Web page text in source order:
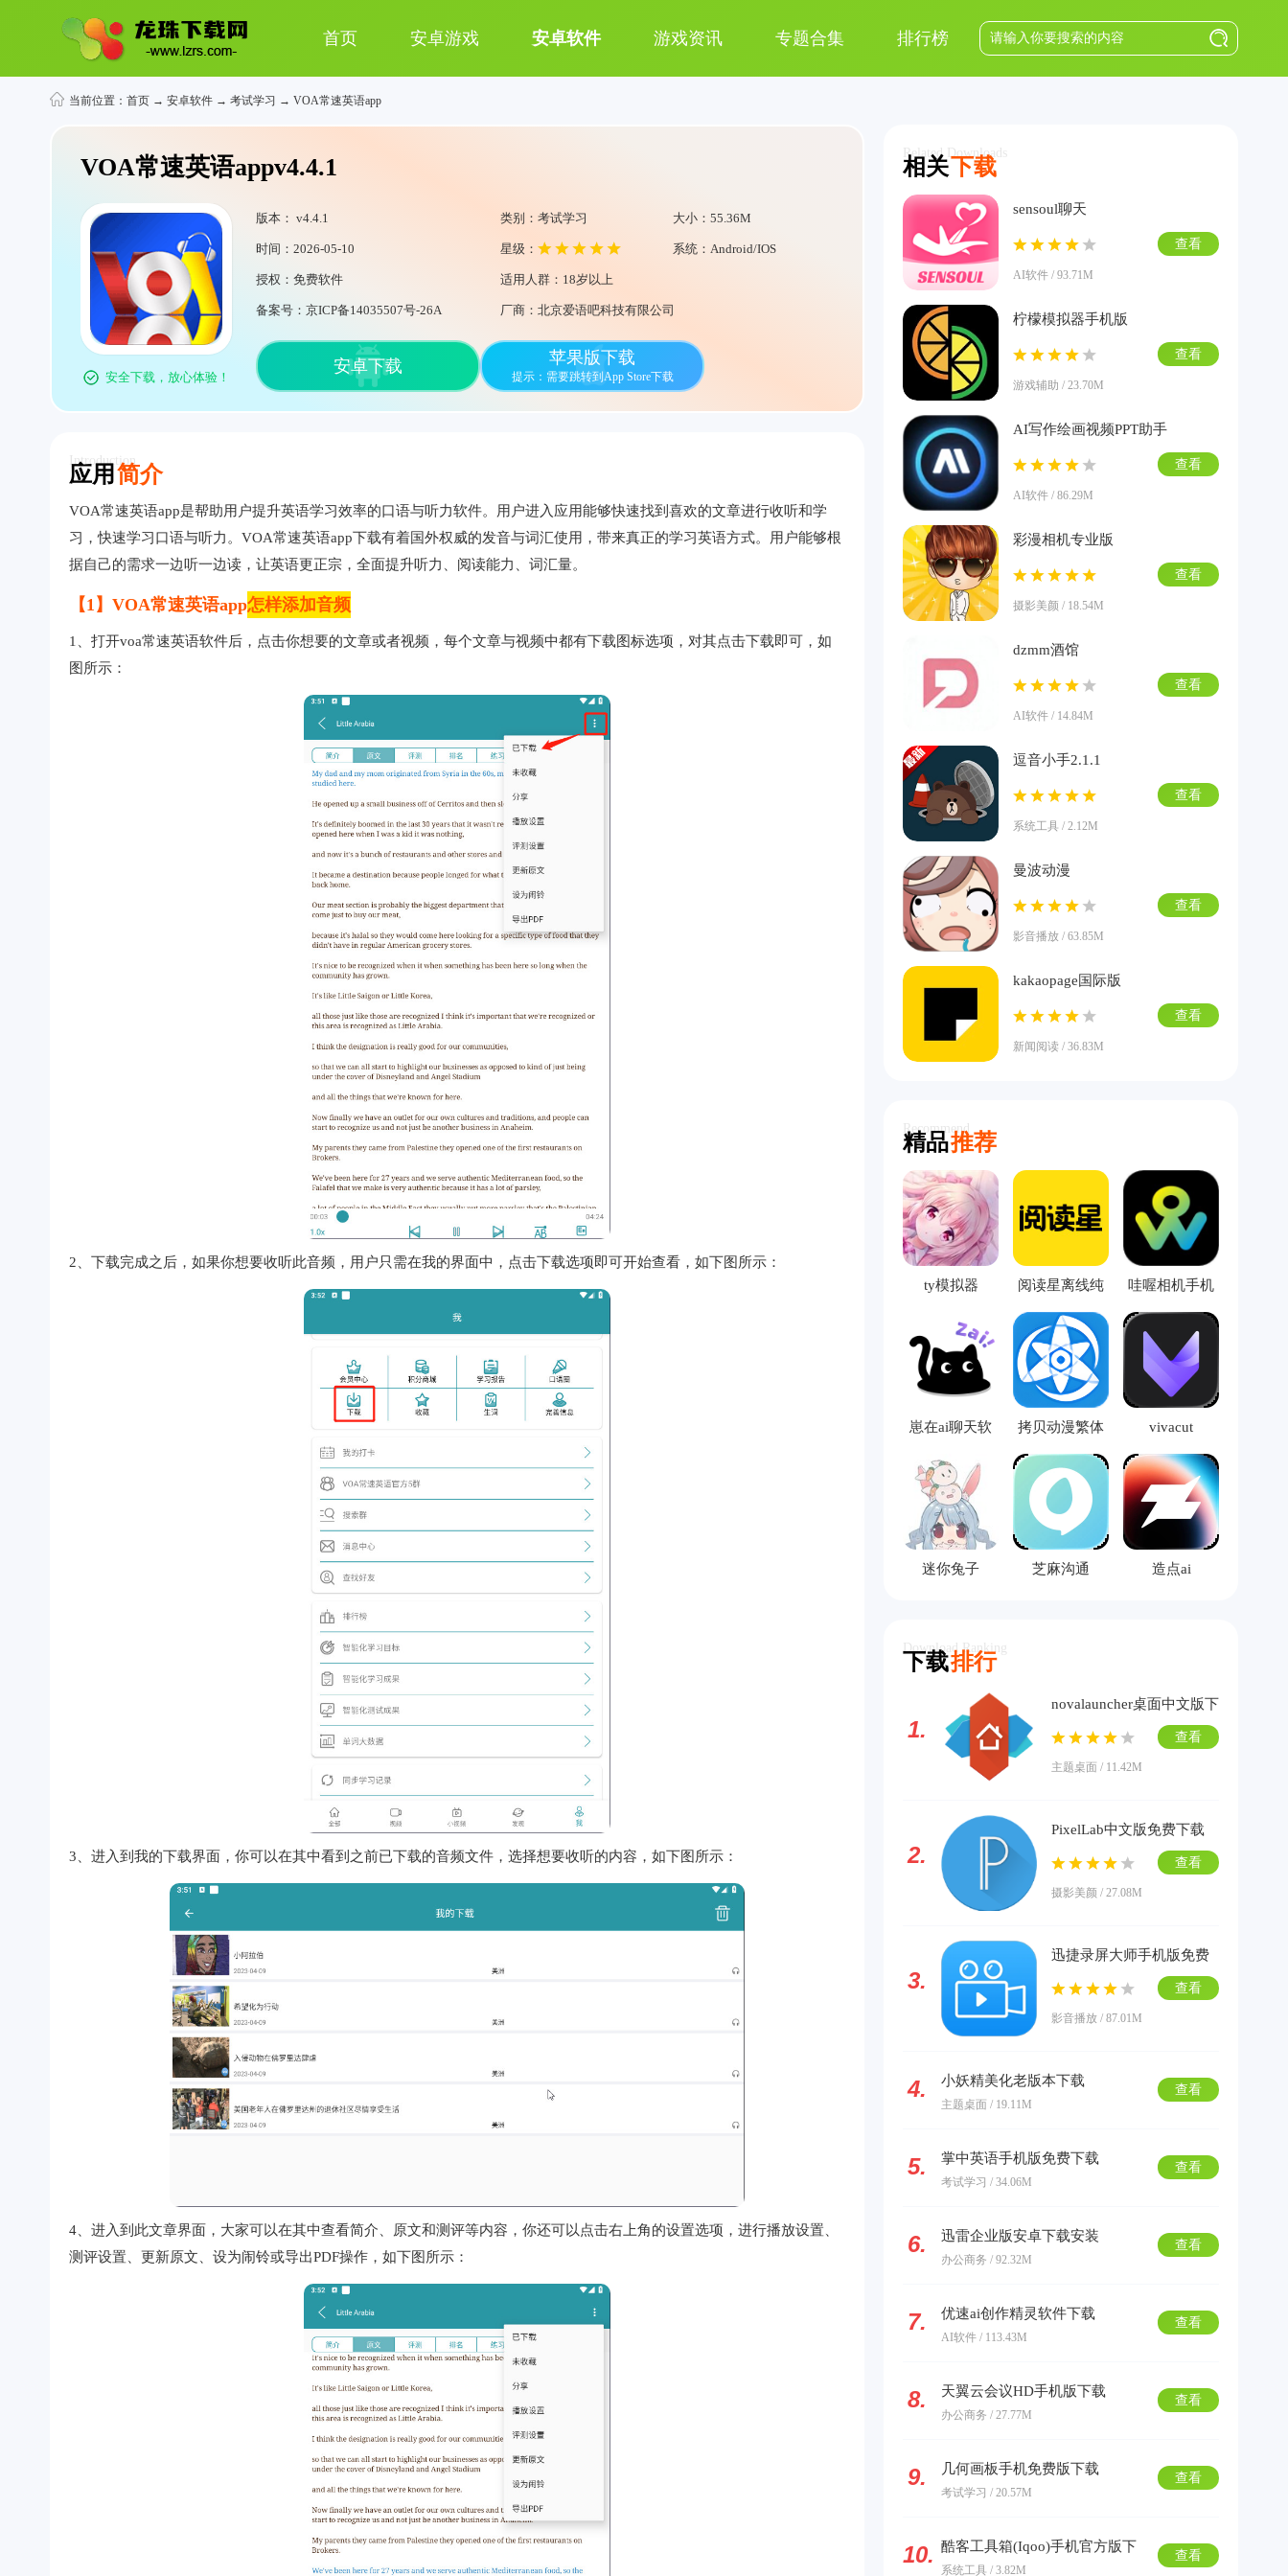
首页 安卓游戏 安卓软件 游戏资讯 专题合集 排行榜
当前位置： 首页 → 安卓软件 → 考试学习 → VOA常速英语app
VOA常速英语appv4.4.1
安全下载，放心体验！
版本： v4.4.1 类别：考试学习 大小：55.36M
时间：2026-05-10 星级： 系统：Android/IOS
授权：免费软件 适用人群：18岁以上
备案号：京ICP备14035507号-26A 厂商：北京爱语吧科技有限公司
安卓下载 苹果版下载
提示：需要跳转到App Store下载
应用 简介
Introduction
VOA常速英语app是帮助用户提升英语学习效率的口语与听力软件。用户进入应用能够快速找到喜欢的文章进行收听和学
习，快速学习口语与听力。VOA常速英语app下载有着国外权威的发音与词汇使用，带来真正的学习英语方式。用户能够根
据自己的需求一边听一边读，让英语更正宗，全面提升听力、阅读能力、词汇量。
【1】VOA常速英语app怎样添加音频
1、打开voa常速英语软件后，点击你想要的文章或者视频，每个文章与视频中都有下载图标选项，对其点击下载即可，如
图所示：
2、下载完成之后，如果你想要收听此音频，用户只需在我的界面中，点击下载选项即可开始查看，如下图所示：
3、进入到我的下载界面，你可以在其中看到之前已下载的音频文件，选择想要收听的内容，如下图所示：
4、进入到此文章界面，大家可以在其中查看简介、原文和测评等内容，你还可以点击右上角的设置选项，进行播放设置、
测评设置、更新原文、设为闹铃或导出PDF操作，如下图所示：
相关下载
Related Downloads
sensoul聊天
AI软件 / 93.71M
查看
柠檬模拟器手机版
游戏辅助 / 23.70M
查看
AI写作绘画视频PPT助手
AI软件 / 86.29M
查看
彩漫相机专业版
摄影美颜 / 18.54M
查看
dzmm酒馆
AI软件 / 14.84M
查看
逗音小手2.1.1
系统工具 / 2.12M
查看
曼波动漫
影音播放 / 63.85M
查看
kakaopage国际版
新闻阅读 / 36.83M
查看
精品推荐
Recommend
ty模拟器
阅读星离线纯
净版
哇喔相机手机
版
崽在ai聊天软
拷贝动漫繁体
版
vivacut
迷你兔子 芝麻沟通 造点ai
下载排行
Download Ranking
1.
novalauncher桌面中文版下
载
主题桌面 / 11.42M
查看
2.
PixelLab中文版免费下载
摄影美颜 / 27.08M
查看
3.
迅捷录屏大师手机版免费
下载
影音播放 / 87.01M
查看
4. 小妖精美化老版本下载
主题桌面 / 19.11M
查看
5. 掌中英语手机版免费下载
考试学习 / 34.06M
查看
6. 迅雷企业版安卓下载安装
办公商务 / 92.32M
查看
7. 优速ai创作精灵软件下载
AI软件 / 113.43M
查看
8. 天翼云会议HD手机版下载
办公商务 / 27.77M
查看
9. 几何画板手机免费版下载
考试学习 / 20.57M
查看
10. 酷客工具箱(Iqoo)手机官方版下
系统工具 / 3.82M
查看